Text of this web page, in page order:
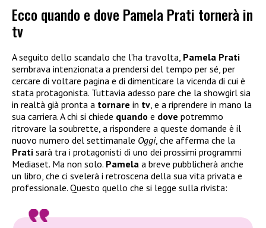
Ecco quando e dove Pamela Prati tornerà in
tv
A seguito dello scandalo che l’ha travolta, Pamela Prati
sembrava intenzionata a prendersi del tempo per sé, per
cercare di voltare pagina e di dimenticare la vicenda di cui è
stata protagonista. Tuttavia adesso pare che la showgirl sia
in realtà già pronta a tornare in tv, e a riprendere in mano la
sua carriera. A chi si chiede quando e dove potremmo
ritrovare la soubrette, a rispondere a queste domande è il
nuovo numero del settimanale Oggi, che afferma che la
Prati sarà tra i protagonisti di uno dei prossimi programmi
Mediaset. Ma non solo. Pamela a breve pubblicherà anche
un libro, che ci svelerà i retroscena della sua vita privata e
professionale. Questo quello che si legge sulla rivista: